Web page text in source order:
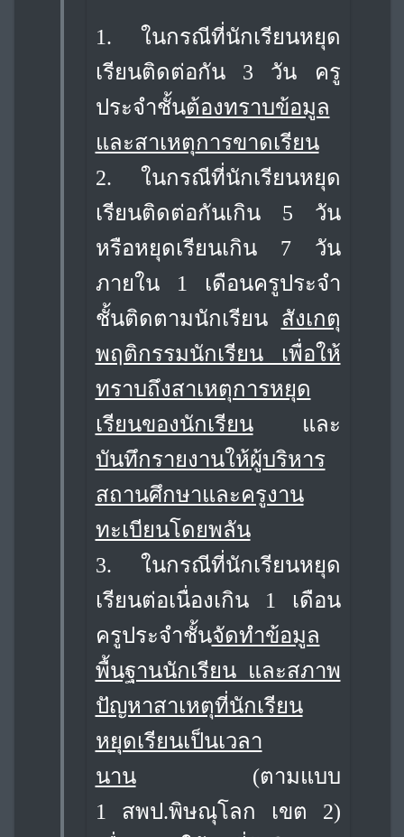
1. ในกรณีที่นักเรียนหยุด
เรียนติดต่อกัน 3 วัน ครู
ประจำชั้นต้องทราบข้อมูล
และสาเหตุการขาดเรียน
2. ในกรณีที่นักเรียนหยุด
เรียนติดต่อกันเกิน 5 วัน
หรือหยุดเรียนเกิน 7 วัน
ภายใน 1 เดือนครูประจำ
ชั้นติดตามนักเรียน สังเกตุ
พฤติกรรมนักเรียน เพื่อให้
ทราบถึงสาเหตุการหยุด
เรียนของนักเรียนและ
บันทึกรายงานให้ผู้บริหาร
สถานศึกษาและครูงาน
ทะเบียนโดยพลัน
3. ในกรณีที่นักเรียนหยุด
เรียนต่อเนื่องเกิน 1 เดือน
ครูประจำชั้นจัดทำข้อมูล
พื้นฐานนักเรียน และสภาพ
ปัญหาสาเหตุที่นักเรียน
หยุดเรียนเป็นเวลา
นาน(ตามแบบ
1 สพป.พิษณุโลก เขต 2)